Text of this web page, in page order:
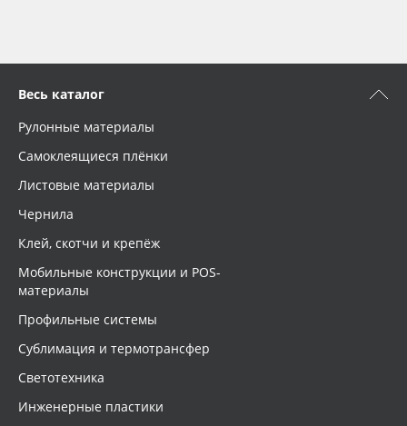
Весь каталог
Рулонные материалы
Самоклеящиеся плёнки
Листовые материалы
Чернила
Клей, скотчи и крепёж
Мобильные конструкции и POS-
материалы
Профильные системы
Сублимация и термотрансфер
Светотехника
Инженерные пластики